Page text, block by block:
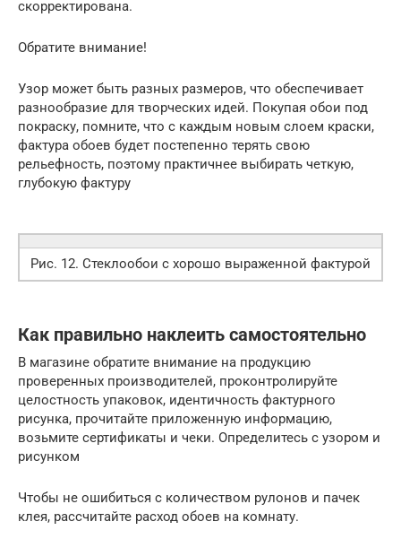
скорректирована.
Обратите внимание!
Узор может быть разных размеров, что обеспечивает
разнообразие для творческих идей. Покупая обои под
покраску, помните, что с каждым новым слоем краски,
фактура обоев будет постепенно терять свою
рельефность, поэтому практичнее выбирать четкую,
глубокую фактуру
Рис. 12. Стеклообои с хорошо выраженной фактурой
Как правильно наклеить самостоятельно
В магазине обратите внимание на продукцию
проверенных производителей, проконтролируйте
целостность упаковок, идентичность фактурного
рисунка, прочитайте приложенную информацию,
возьмите сертификаты и чеки. Определитесь с узором и
рисунком
Чтобы не ошибиться с количеством рулонов и пачек
клея, рассчитайте расход обоев на комнату.